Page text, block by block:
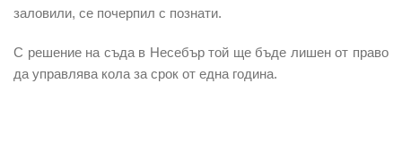
заловили, се почерпил с познати.
С решение на съда в Несебър той ще бъде лишен от право
да управлява кола за срок от една година.